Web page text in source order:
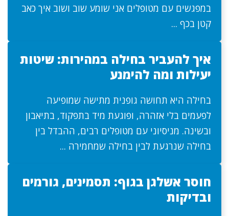
במפגשים עם מטופלים אני שומע שוב ושוב איך כאב
קטן בכף ...
איך להעביר בחילה במהירות: שיטות
יעילות ומה להימנע
בחילה היא תחושה גופנית מתישה שמופיעה
לפעמים בלי אזהרה, ופוגעת מיד בתפקוד, בתיאבון
ובשינה. מניסיוני עם מטופלים רבים, ההבדל בין
בחילה שנרגעת לבין בחילה שמחמירה ...
חוסר אשלגן בגוף: תסמינים, גורמים
ובדיקות